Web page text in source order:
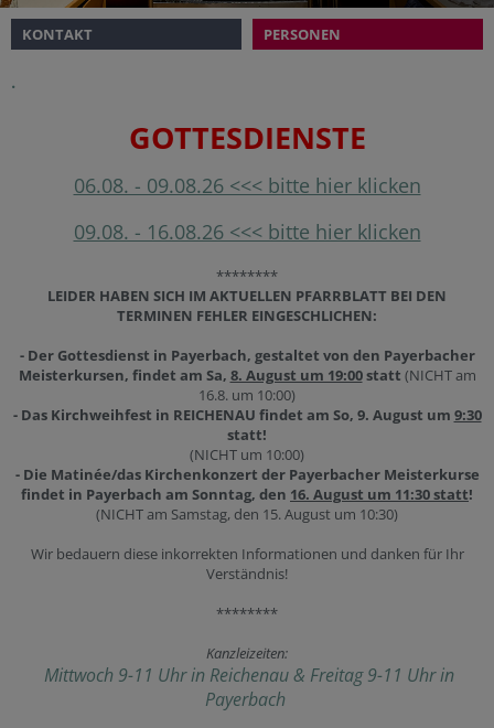
KONTAKT PERSONEN
.
GOTTESDIENSTE
06.08. - 09.08.26 <<< bitte hier klicken
09.08. - 16.08.26 <<< bitte hier klicken
********
LEIDER HABEN SICH IM AKTUELLEN PFARRBLATT BEI DEN
TERMINEN FEHLER EINGESCHLICHEN:
- Der Gottesdienst in Payerbach, gestaltet von den Payerbacher
Meisterkursen, findet am Sa, 8. August um 19:00statt (NICHT am
16.8. um 10:00)
- Das Kirchweihfest in REICHENAU findet am So, 9. August um 9:30
statt!
(NICHT um 10:00)
- Die Matinée/das Kirchenkonzert der Payerbacher Meisterkurse
findet in Payerbach am Sonntag, den 16. August um 11:30 statt!
(NICHT am Samstag, den 15. August um 10:30)
Wir bedauern diese inkorrekten Informationen und danken für Ihr
Verständnis!
********
Kanzleizeiten:
Mittwoch 9-11 Uhr in Reichenau & Freitag 9-11 Uhrin
Payerbach